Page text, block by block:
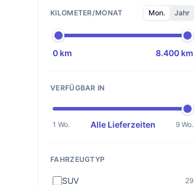
KILOMETER/MONAT Mon. Jahr
0 km 8.400 km
VERFÜGBAR IN
1 Wo. Alle Lieferzeiten 9 Wo.
FAHRZEUGTYP
SUV 29